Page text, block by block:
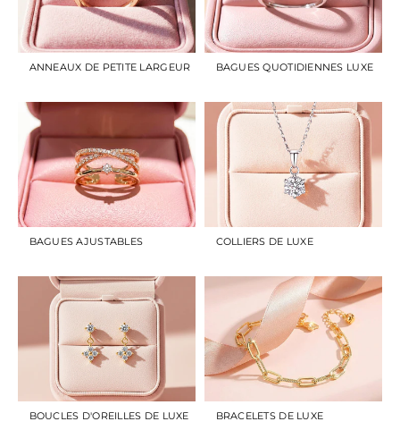
ANNEAUX DE PETITE LARGEUR BAGUES QUOTIDIENNES LUXE
BAGUES AJUSTABLES COLLIERS DE LUXE
BOUCLES D'OREILLES DE LUXE BRACELETS DE LUXE